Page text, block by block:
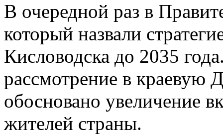
В очередной раз в
который назвали
Кисловодска до 2035
рассмотрение в краевую
обосновано увеличение
жителей страны.